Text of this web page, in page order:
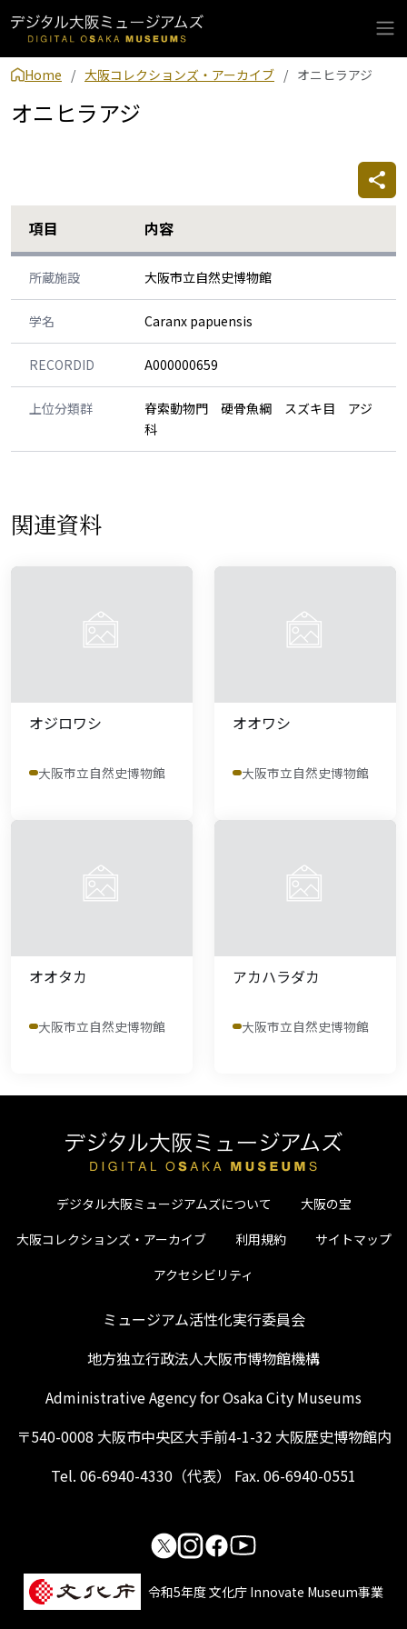
Home 大阪コレクションズ・アーカイブ オニヒラアジ
オニヒラアジ
項目 内容
所蔵施設 大阪市立自然史博物館
学名 Caranx papuensis
RECORDID A000000659
上位分類群
脊索動物門 硬骨魚綱 スズキ目 アジ
科
関連資料
オジロワシ
大阪市立自然史博物館
オオワシ
大阪市立自然史博物館
オオタカ
大阪市立自然史博物館
アカハラダカ
大阪市立自然史博物館
デジタル大阪ミュージアムズについて
大阪の宝
大阪コレクションズ・アーカイブ
利用規約
サイトマップ
アクセシビリティ
ミュージアム活性化実行委員会
地方独立行政法人大阪市博物館機構
Administrative Agency for Osaka City Museums
〒540-0008 大阪市中央区大手前4-1-32 大阪歴史博物館内
Tel. 06-6940-4330（代表） Fax. 06-6940-0551
令和5年度 文化庁 Innovate Museum事業